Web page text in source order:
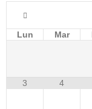
Lun Mar
3 4